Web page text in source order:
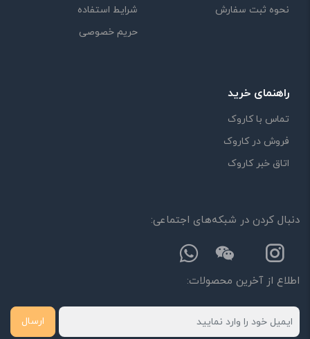
نحوه ثبت سفارش
شرایط استفاده
حریم خصوصی
راهنمای خرید
تماس با کاروک
فروش در کاروک
اتاق خبر کاروک
دنبال کردن در شبکه‌های اجتماعی:
اطلاع از آخرین محصولات:
ارسال